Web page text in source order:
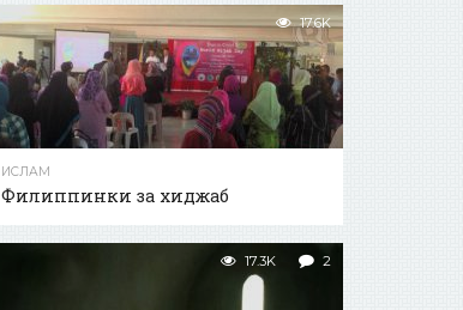
17.6K
ИСЛАМ
Филиппинки за хиджаб
17.3K 2